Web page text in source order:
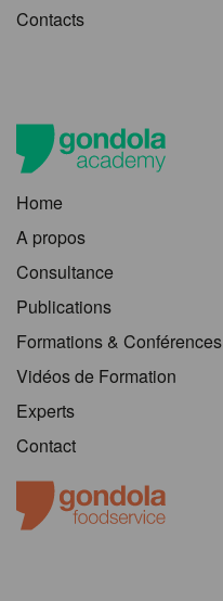
Contacts
Home
A propos
Consultance
Publications
Formations & Conférences
Vidéos de Formation
Experts
Contact